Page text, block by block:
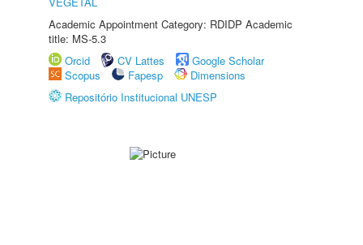
Academic Appointment Category: RDIDP Academic
title: MS-5.3
Orcid
CV Lattes
Google Scholar
Scopus
Fapesp
Dimensions
Repositório Institucional UNESP